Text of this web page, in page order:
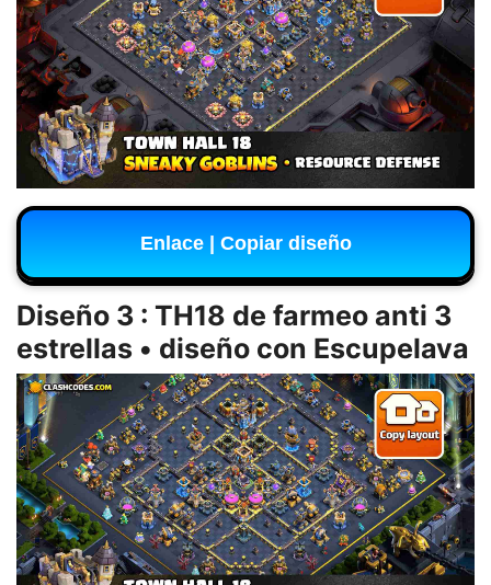
Enlace | Copiar diseño
Diseño 3 : TH18 de farmeo anti 3
estrellas • diseño con Escupelava